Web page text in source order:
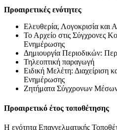
Προαιρετικές ενότητες
Ελευθερία, Λογοκρισία και
Το Αρχείο στις Σύγχρονες
Ενημέρωσης
Δημιουργία Περιοδικών:
Τηλεοπτική παραγωγή
Ειδική Μελέτη:
Ενημέρωσης
Ζητήματα Σύγχρονων
Προαιρετικό έτος τοποθέτησης
Η ενότητα Επαγγελματικής